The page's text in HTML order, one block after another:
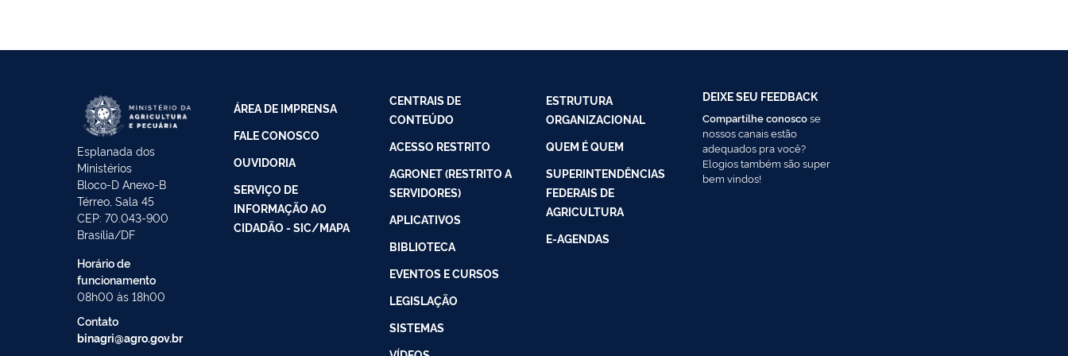
Esplanada dos
Ministérios
Bloco-D Anexo-B
Térreo, Sala 45
CEP: 70.043-900
Brasília/DF
Horário de
funcionamento
08h00 às 18h00
Contato
binagri@agro.gov.br
ÁREA DE IMPRENSA
FALE CONOSCO
OUVIDORIA
SERVIÇO DE
INFORMAÇÃO AO
CIDADÃO - SIC/MAPA
CENTRAIS DE
CONTEÚDO
ACESSO RESTRITO
AGRONET (RESTRITO A
SERVIDORES)
APLICATIVOS
BIBLIOTECA
EVENTOS E CURSOS
LEGISLAÇÃO
SISTEMAS
ESTRUTURA
ORGANIZACIONAL
QUEM É QUEM
SUPERINTENDÊNCIAS
FEDERAIS DE
AGRICULTURA
E-AGENDAS
DEIXE SEU FEEDBACK
Compartilhe conoscose
nossos canais estão
adequados pra você?
Elogios também são super
bem vindos!